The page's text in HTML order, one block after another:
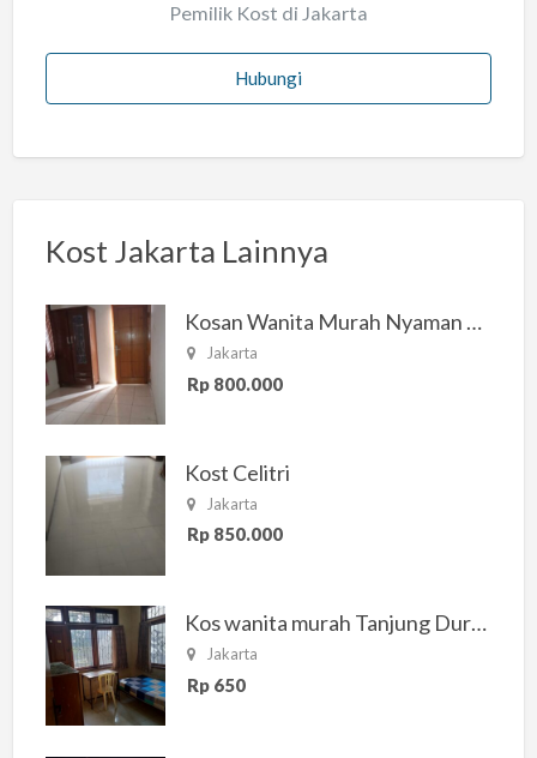
Pemilik Kost di Jakarta
Hubungi
Kost Jakarta Lainnya
Kosan Wanita Murah Nyaman di Jakarta Selatan
Jakarta
Rp 800.000
Kost Celitri
Jakarta
Rp 850.000
Kos wanita murah Tanjung Duren Jakarta Barat
Jakarta
Rp 650